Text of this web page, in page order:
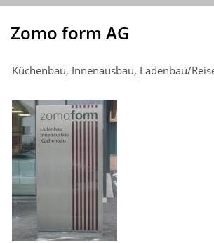
Zomo form AG
Küchenbau, Innenausbau, Ladenbau/